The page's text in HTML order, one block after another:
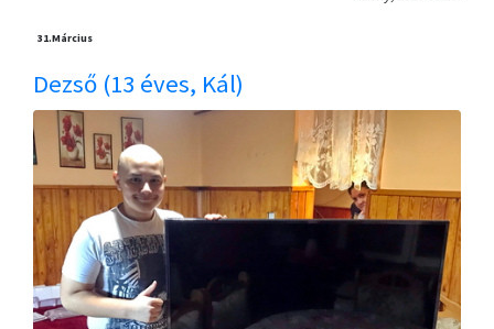
31.Március
Dezső (13 éves, Kál)